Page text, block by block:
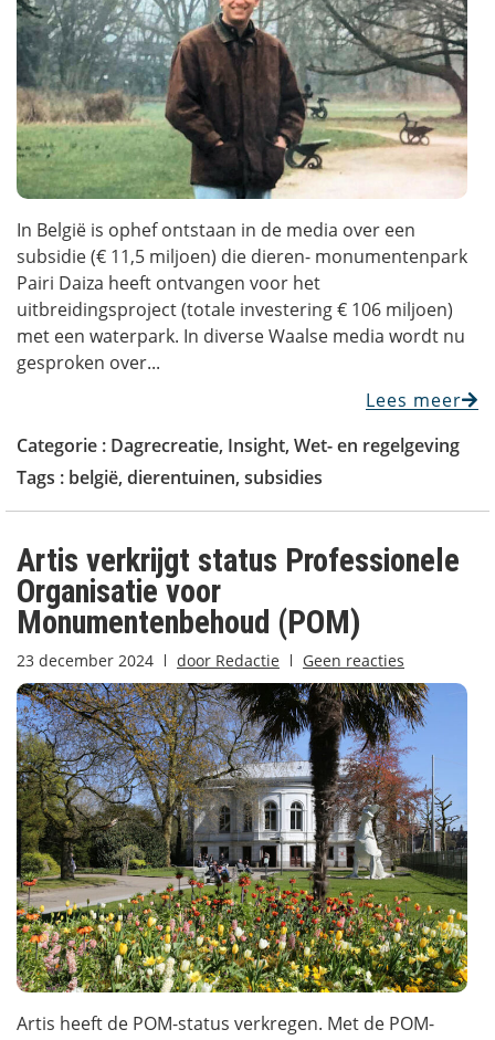
In België is ophef ontstaan in de media over een
subsidie (€ 11,5 miljoen) die dieren- monumentenpark
Pairi Daiza heeft ontvangen voor het
uitbreidingsproject (totale investering € 106 miljoen)
met een waterpark. In diverse Waalse media wordt nu
gesproken over...
Lees meer
Categorie : Dagrecreatie, Insight, Wet- en regelgeving
Tags : belgië, dierentuinen, subsidies
Artis verkrijgt status Professionele
Organisatie voor
Monumentenbehoud (POM)
23 december 2024 door Redactie Geen reacties
Artis heeft de POM-status verkregen. Met de POM-